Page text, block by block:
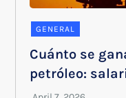
GENERAL
Cuánto se
petróleo: